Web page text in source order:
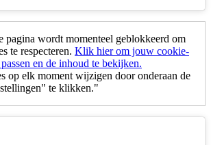
pagina wordt momenteel geblokkeerd om
te respecteren. Klik hier om jouw cookie-
en de inhoud te bekijken.
op elk moment wijzigen door onderaan de
te klikken."